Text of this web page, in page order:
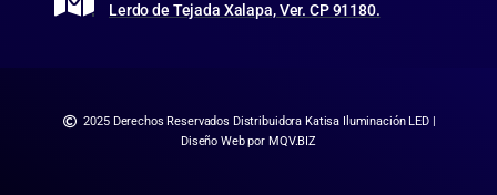
Lerdo de Tejada Xalapa, Ver. CP 91180.
2025 Derechos Reservados Distribuidora Katisa Iluminación LED |
Diseño Web por MQV.BIZ